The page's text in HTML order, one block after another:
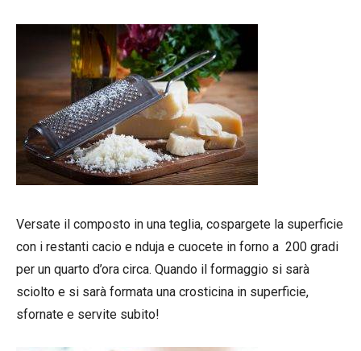
Versate il composto in una teglia, cospargete la superficie
con i restanti cacio e nduja e cuocete in forno a 200 gradi
per un quarto d’ora circa. Quando il formaggio si sarà
sciolto e si sarà formata una crosticina in superficie,
sfornate e servite subito!